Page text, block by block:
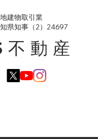
動産
建物取引業
県知事（2）24697